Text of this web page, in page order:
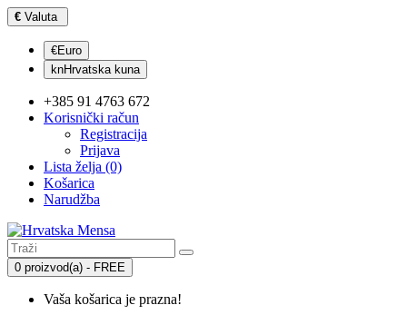
€ Valuta
€Euro
knHrvatska kuna
+385 91 4763 672
Korisnički račun
Registracija
Prijava
Lista želja (0)
Košarica
Narudžba
0 proizvod(a) - FREE
Vaša košarica je prazna!